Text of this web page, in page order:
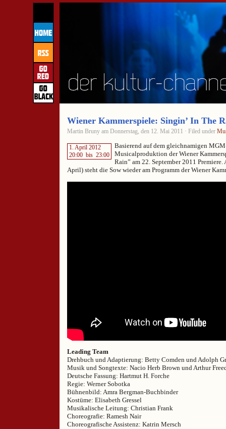
Wiener Kammerspiele: Singin’ In The
Martin Bruny am Donnerstag, den 12. Mai 2011 · Filed under
1. April 2012
20:00 bis 23:00
Basierend auf dem gleichnamigen
Musicalproduktion der Wiener
Rain” am 22. September 2011
April) steht die Sow wieder am Programm der Wiener
Leading Team
Drehbuch und Adaptierung: Betty Comden und Adolph
Musik und Songtexte: Nacio Herb Brown und Arthur
Deutsche Fassung: Hartmut H. Forche
Regie: Werner Sobotka
Bühnenbild: Amra Bergman-Buchbinder
Kostüme: Elisabeth Gressel
Musikalische Leitung: Christian Frank
Choreografie: Ramesh Nair
Choreografische Assistenz: Katrin Mersch